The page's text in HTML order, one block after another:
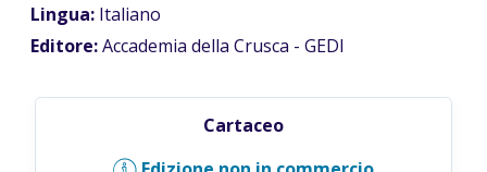
Lingua: Italiano
Editore:Accademia della Crusca - GEDI
Cartaceo